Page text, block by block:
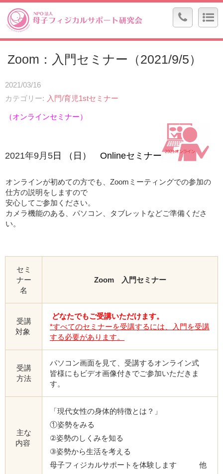
Zoom：入門セミナー（2021/9/5）
2021/03/16
カテゴリー
入門/育児1stセミナー
（オンラインセミナー）
2021年9月5 日 （日） Onlineセミナー
オンラインが初めての方でも、Zoomミーティングでの参加の
仕方の説明をしますので
安心してご参加ください。
カメラ機能のある、パソコン、タブレットなどご準備くださ
い。
セミ
ナー
名
Zoom 入門セミナー
受講
対象
どなたでもご受講いただけます。
*すべてのセミナーを受講するには、入門を受講
する必要があります。
受講
方法
パソコン画面を見て、受講するオンライン式
皆様にもビデオ画像付きでご参加いただきま
す。
主な
内容
「現代女性の身体的特徴とは？」
①姿勢をみる
②姿勢のしくみを知る
③姿勢から生活を考える
母子フィジカルサポートを体験します 他